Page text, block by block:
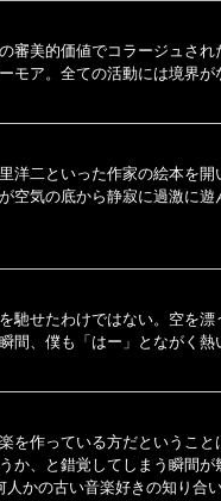
審美的価値でコラージュさ
モア。全ての活動には境界
洋二といった作家の絵本を
空気の底から静寂に過激に
馳せたわけではない。空を
間、僕も「はー」とながく
を作っている方だというこ
か、と錯覚してしまう瞬間
人かの古い音楽好きの知り合